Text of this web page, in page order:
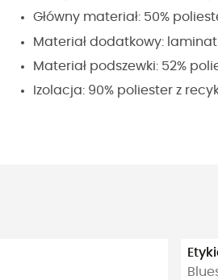
Główny materiał: 50%
Materiał dodatkowy:
Materiał podszewki: 52%
Izolacja: 90% poliester z